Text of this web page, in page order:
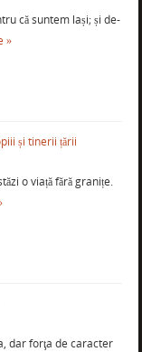
că suntem lași; și de-
»
și tinerii țării
o viață fără granițe.
dar forţa de caracter